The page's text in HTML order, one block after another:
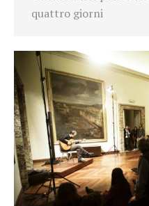
quattro giorni